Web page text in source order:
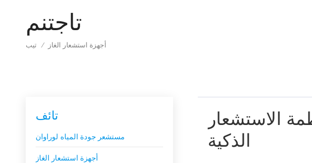
تاجتنم
تيب / أجهزة استشعار الغاز
تائف
مستشعر جودة المياه لوراوان
أجهزة استشعار الغاز
الاستشعار
الذكية